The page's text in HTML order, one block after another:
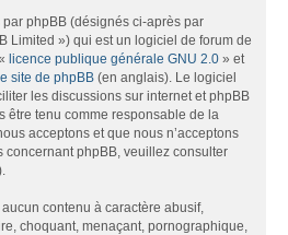
phpBB (désignés ci-après par
Limited ») qui est un logiciel de forum de
licence publique générale GNU 2.0 » et
site de phpBB (en anglais). Le logiciel
les discussions sur internet et phpBB
être tenu comme responsable de la
acceptons et que nous n’acceptons
concernant phpBB, veuillez consulter
contenu à caractère abusif,
choquant, menaçant, pornographique,